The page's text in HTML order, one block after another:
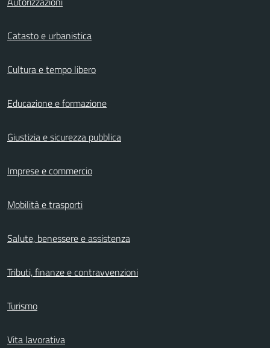
Catasto e urbanistica
Cultura e tempo libero
Educazione e formazione
Giustizia e sicurezza pubblica
Imprese e commercio
Mobilità e trasporti
Salute, benessere e assistenza
Tributi, finanze e contravvenzioni
Turismo
Vita lavorativa